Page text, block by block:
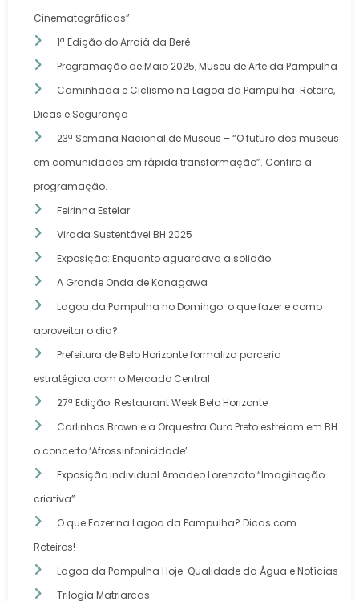
Cinematográficas”
1ª Edição do Arraiá da Berê
Programação de Maio 2025, Museu de Arte da Pampulha
Caminhada e Ciclismo na Lagoa da Pampulha: Roteiro,
Dicas e Segurança
23ª Semana Nacional de Museus – “O futuro dos museus
em comunidades em rápida transformação”. Confira a
programação.
Feirinha Estelar
Virada Sustentável BH 2025
Exposição: Enquanto aguardava a solidão
A Grande Onda de Kanagawa
Lagoa da Pampulha no Domingo: o que fazer e como
aproveitar o dia?
Prefeitura de Belo Horizonte formaliza parceria
estratégica com o Mercado Central
27ª Edição: Restaurant Week Belo Horizonte
Carlinhos Brown e a Orquestra Ouro Preto estreiam em BH
o concerto ‘Afrossinfonicidade’
Exposição individual Amadeo Lorenzato “Imaginação
criativa”
O que Fazer na Lagoa da Pampulha? Dicas com
Roteiros!
Lagoa da Pampulha Hoje: Qualidade da Água e Notícias
Trilogia Matriarcas